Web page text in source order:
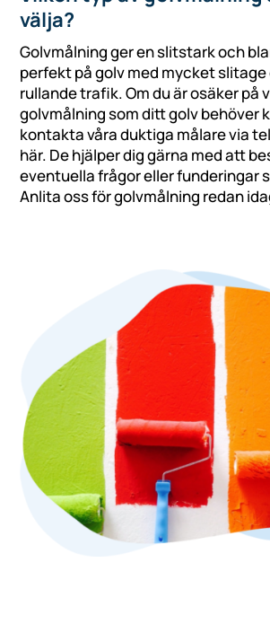
välja?
Golvmålning ger en slitstark och
perfekt på golv med mycket slitage
rullande trafik. Om du är osäker på
golvmålning som ditt golv behöver
kontakta våra duktiga målare via
här. De hjälper dig gärna med att
eventuella frågor eller funderingar
Anlita oss för golvmålning redan